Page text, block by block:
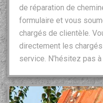
de réparation de
formulaire et vous
chargés de clientèle.
directement les
service. N’hésitez pas